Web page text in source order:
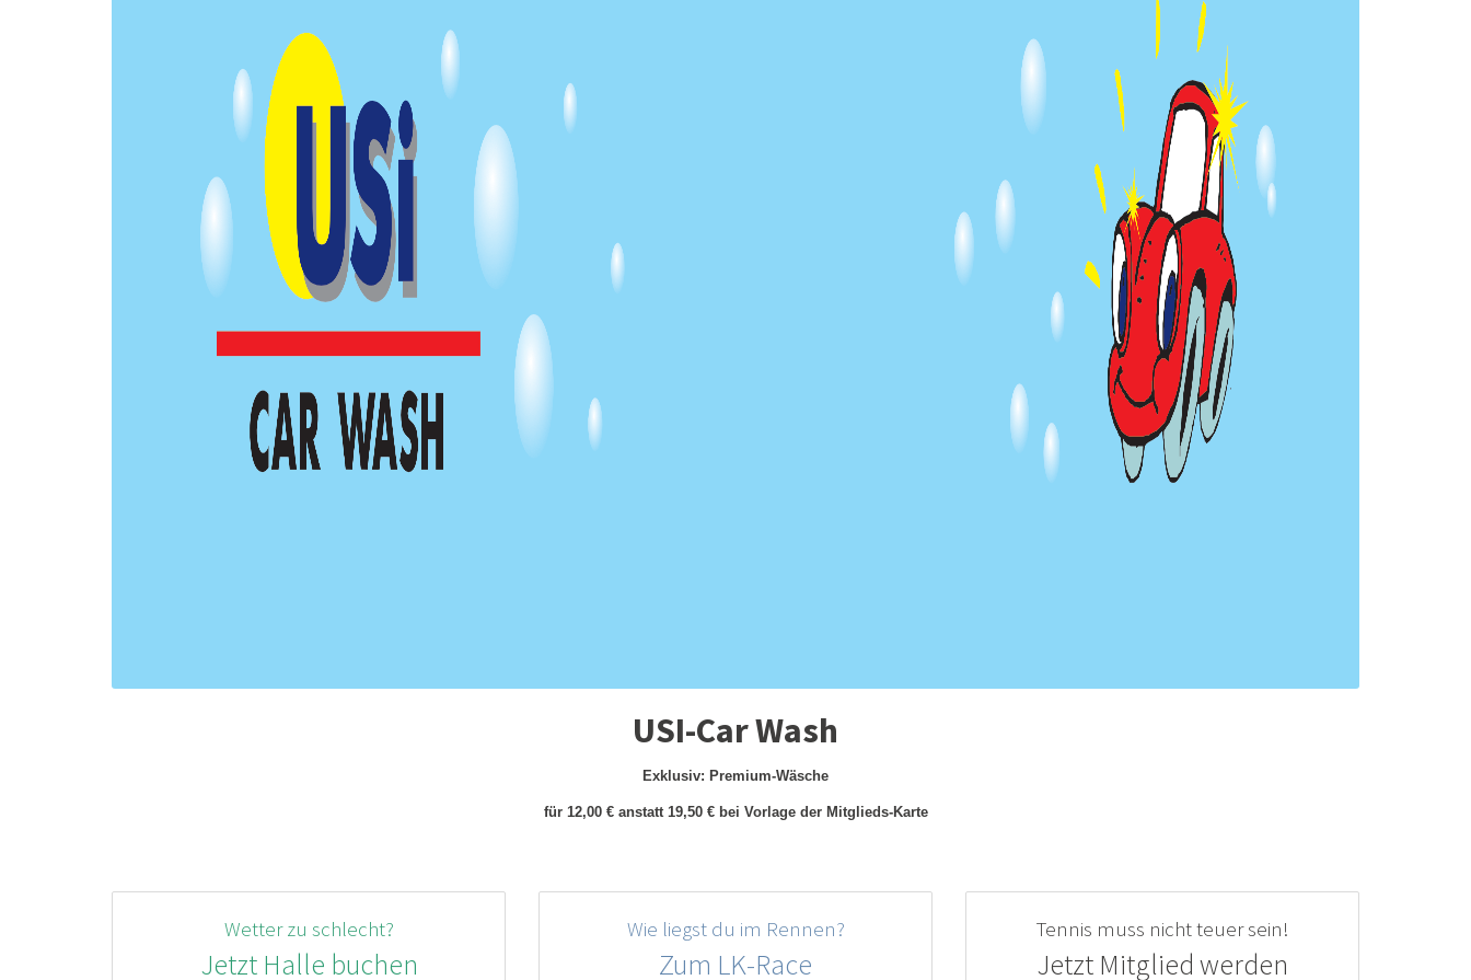
USI-Car Wash
Exklusiv: Premium-Wäsche
für 12,00 € anstatt 19,50 € bei Vorlage der Mitglieds-Karte
Wetter zu schlecht?
Jetzt Halle buchen
Wie liegst du im Rennen?
Zum LK-Race
Tennis muss nicht teuer sein!
Jetzt Mitglied werden